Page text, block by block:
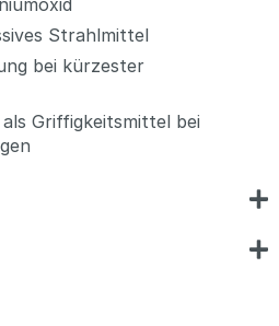
Strahlmittel
bei kürzester
Griffigkeitsmittel bei